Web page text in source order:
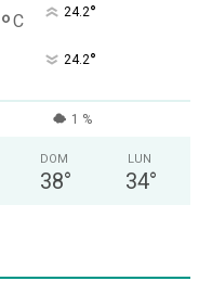
°C 24.2°
24.2°
1 %
DOM
38°
LUN
34°